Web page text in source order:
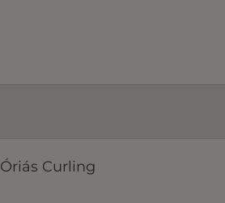
Óriás Curling